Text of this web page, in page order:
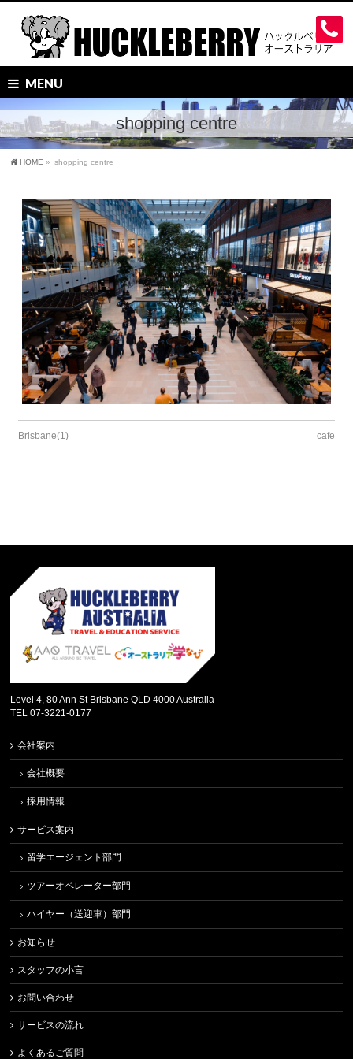
MENU
shopping centre
HOME » shopping centre
Brisbane(1) cafe
Level 4, 80 Ann St Brisbane QLD 4000 Australia
TEL 07-3221-0177
会社案内
会社概要
採用情報
サービス案内
留学エージェント部門
ツアーオペレーター部門
ハイヤー（送迎車）部門
お知らせ
スタッフの小言
お問い合わせ
サービスの流れ
よくあるご質問